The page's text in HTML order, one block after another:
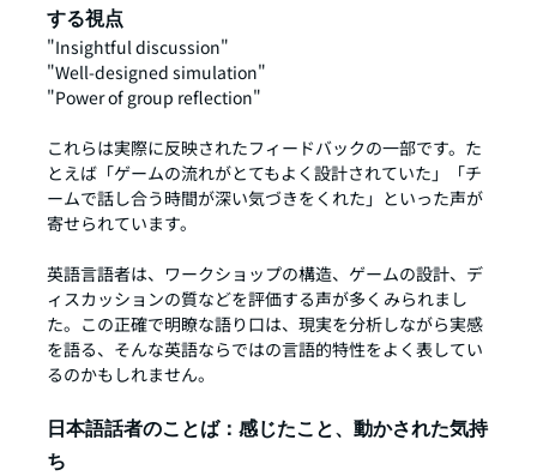
する視点
"Insightful discussion"
"Well-designed simulation"
"Power of group reflection"
これらは実際に反映されたフィードバックの一部です。た
とえば「ゲームの流れがとてもよく設計されていた」「チ
ームで話し合う時間が深い気づきをくれた」といった声が
寄せられています。
英語言語者は、ワークショップの構造、ゲームの設計、デ
ィスカッションの質などを評価する声が多くみられまし
た。この正確で明瞭な語り口は、現実を分析しながら実感
を語る、そんな英語ならではの言語的特性をよく表してい
るのかもしれません。
日本語話者のことば：感じたこと、動かされた気持
ち